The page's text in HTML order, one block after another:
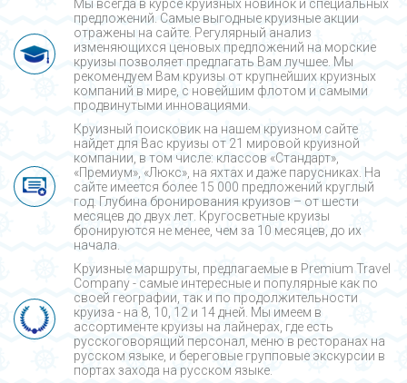
Мы всегда в курсе круизных новинок и специальных
предложений. Самые выгодные круизные акции
отражены на сайте. Регулярный анализ
изменяющихся ценовых предложений на морские
круизы позволяет предлагать Вам лучшее. Мы
рекомендуем Вам круизы от крупнейших круизных
компаний в мире, с новейшим флотом и самыми
продвинутыми инновациями.
Круизный поисковик на нашем круизном сайте
найдет для Вас круизы от 21 мировой круизной
компании, в том числе: классов «Стандарт»,
«Премиум», «Люкс», на яхтах и даже парусниках. На
сайте имеется более 15 000 предложений круглый
год. Глубина бронирования круизов – от шести
месяцев до двух лет. Кругосветные круизы
бронируются не менее, чем за 10 месяцев, до их
начала.
Круизные маршруты, предлагаемые в Premium Travel
Company - cамые интересные и популярные как по
своей географии, так и по продолжительности
круиза - на 8, 10, 12 и 14 дней. Мы имеем в
ассортименте круизы на лайнерах, где есть
русскоговорящий персонал, меню в ресторанах на
русском языке, и береговые групповые экскурсии в
портах захода на русском языке.